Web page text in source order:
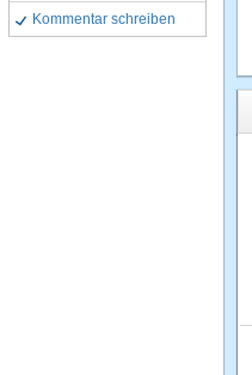
Kommentar schreiben